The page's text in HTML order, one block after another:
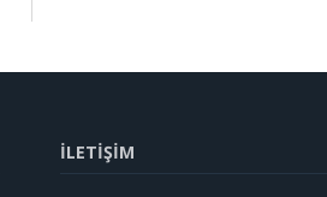
İLETİŞİM